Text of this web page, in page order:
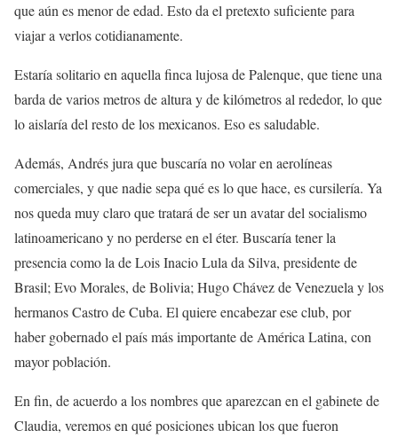
que aún es menor de edad. Esto da el pretexto suficiente para
viajar a verlos cotidianamente.
Estaría solitario en aquella finca lujosa de Palenque, que tiene una
barda de varios metros de altura y de kilómetros al rededor, lo que
lo aislaría del resto de los mexicanos. Eso es saludable.
Además, Andrés jura que buscaría no volar en aerolíneas
comerciales, y que nadie sepa qué es lo que hace, es cursilería. Ya
nos queda muy claro que tratará de ser un avatar del socialismo
latinoamericano y no perderse en el éter. Buscaría tener la
presencia como la de Lois Inacio Lula da Silva, presidente de
Brasil; Evo Morales, de Bolivia; Hugo Chávez de Venezuela y los
hermanos Castro de Cuba. El quiere encabezar ese club, por
haber gobernado el país más importante de América Latina, con
mayor población.
En fin, de acuerdo a los nombres que aparezcan en el gabinete de
Claudia, veremos en qué posiciones ubican los que fueron